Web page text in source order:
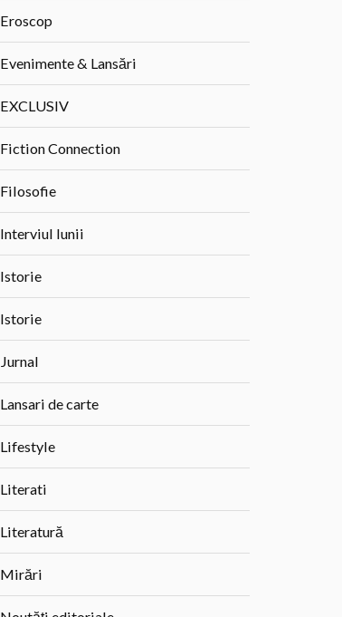
Eroscop
Evenimente & Lansări
EXCLUSIV
Fiction Connection
Filosofie
Interviul lunii
Istorie
Istorie
Jurnal
Lansari de carte
Lifestyle
Literati
Literatură
Mirări